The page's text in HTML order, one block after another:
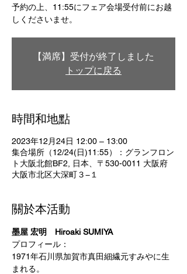
予約の上、11:55にフェア会場受付前にお越
しくださいませ。
【満席】受付が終了しました
トップに戻る
時間和地點
2023年12月24日 12:00 – 13:00
集合場所（12/24(日)11:55）：グランフロン
ト大阪北館BF2, 日本、〒530-0011 大阪府
大阪市北区大深町３−１
關於本活動
墨屋 宏明　Hiroaki SUMIYA
プロフィール：
1971年石川県加賀市真田細繊元すみやに生
まれる。